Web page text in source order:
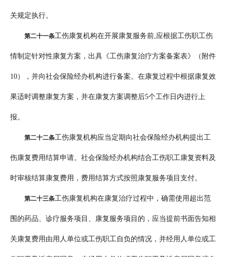
关规定执行。
第二十一条工伤康复机构在开展康复服务前,应根据工伤职工伤
情制定针对性康复方案，出具《工伤康复治疗方案备案表》（附件
10），并向社会保险经办机构进行备案。在康复过程中根据康复效
果适时调整康复方案，并在康复方案调整后5个工作日内进行上
报。
第二十二条工伤康复机构应当定期向社会保险经办机构提出工
伤康复费用结算申请。社会保险经办机构结合工伤职工康复资料及
时审核结算康复费用，费用结算方式按照康复服务项目支付。
第二十三条工伤康复机构在康复治疗过程中，确需使用超出范
围的药品、诊疗服务项目、康复服务项目的，应当提前书面告知相
关康复费用由用人单位或工伤职工自负的情况，并经用人单位或工